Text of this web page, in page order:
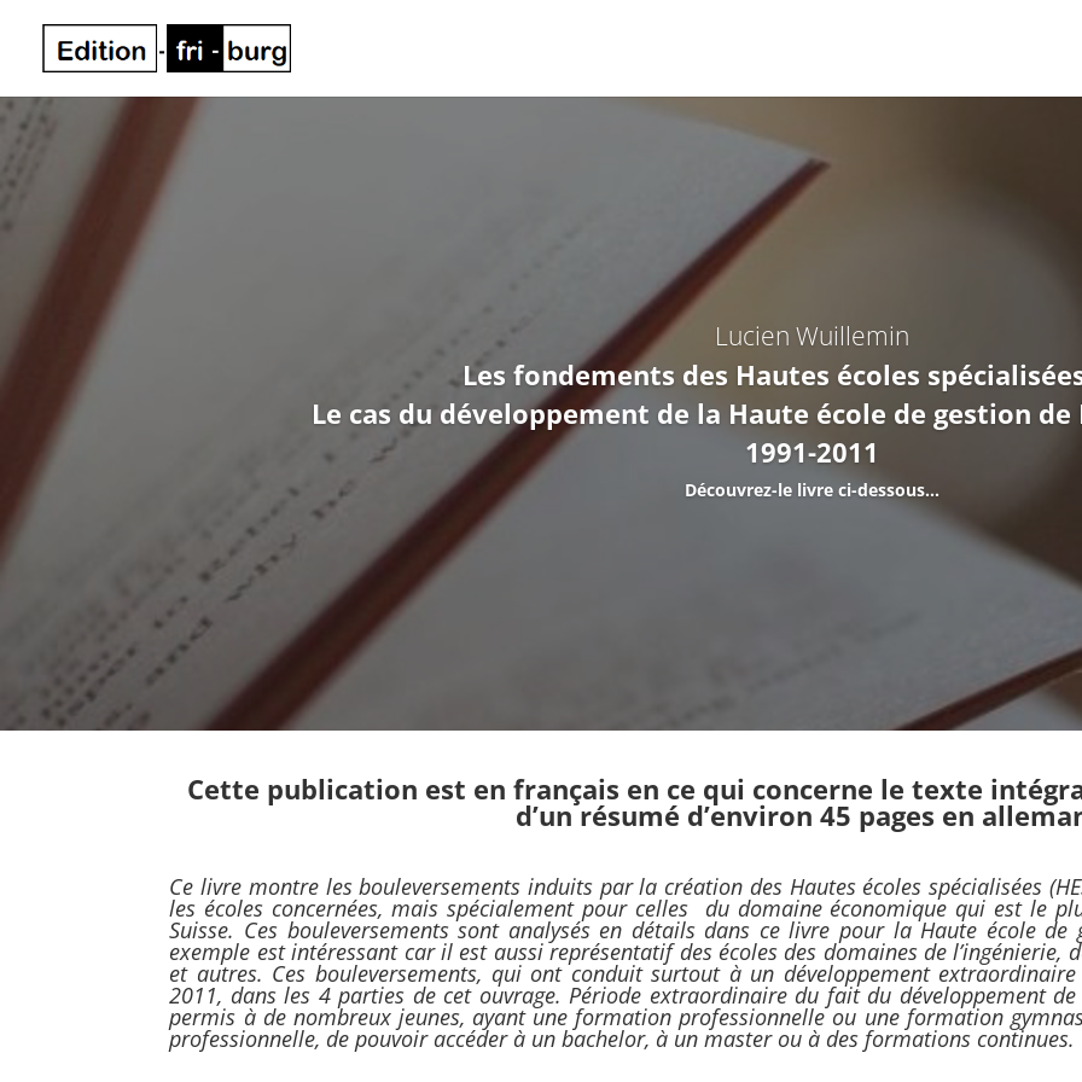
Lucien Wuillemin
Les fondements des Hautes écoles
Le cas du développement de la Haute école de gestion de
1991-2011
Découvrez-le livre ci-dessous…
Cette publication est en français en ce qui concerne le texte
d’un résumé d’environ 45 pages en
Ce livre montre les bouleversements induits par la création des Hautes écoles spécialisées
les écoles concernées, mais spécialement pour celles du domaine économique qui est le
Suisse. Ces bouleversements sont analysés en détails dans ce livre pour la Haute école de
exemple est intéressant car il est aussi représentatif des écoles des domaines de l’ingénierie,
et autres. Ces bouleversements, qui ont conduit surtout à un développement
2011, dans les 4 parties de cet ouvrage. Période extraordinaire du fait du développement
permis à de nombreux jeunes, ayant une formation professionnelle ou une formation
professionnelle, de pouvoir accéder à un bachelor, à un master ou à des formations continues.